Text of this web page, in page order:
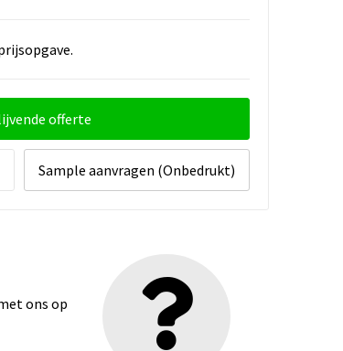
offerte
Sample aanvragen (Onbedrukt)
ons op